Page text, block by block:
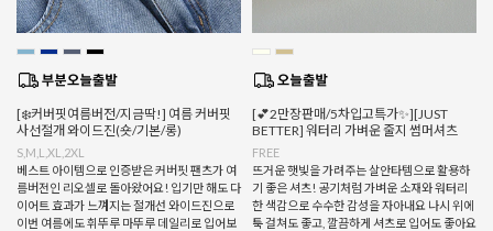
[❄️커버핏여름버전/지금딱!] 여름 커버핏
사선절개 와이드진(숏/기본/롱)
S,M,L,XL,2XL
베스트 아이템으로 인증받은 커버핏 팬츠가 여
름버전인 리오셀로 돌아왔어요! 입기만 해도 다
이어트 효과가 느껴지는 절개선 와이드진으로
이번 여름에도 휘뚜루 마뚜루 데일리로 입어보
[💕2만장판매/5차입고특가✨][JUST
BETTER] 워터리 가벼운 줄지 썸머셔츠
FREE
뜨거운 햇빛을 가려주는 살안타템으로 활용하
기 좋은 셔츠! 공기처럼 가벼운 소재와 워터리
한 색감으로 수수한 감성을 자아내요 나시 위에
툭 걸쳐도 좋고, 깔끔하게 셔츠로 입어도 좋아요